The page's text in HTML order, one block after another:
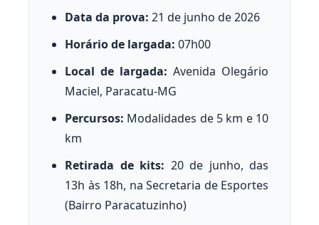
Data da prova: 21 de junho de 2026
Horário de largada: 07h00
Local de largada: Avenida Olegário
Maciel, Paracatu-MG
Percursos: Modalidades de 5 km e 10
km
Retirada de kits: 20 de junho, das
13h às 18h, na Secretaria de Esportes
(Bairro Paracatuzinho)